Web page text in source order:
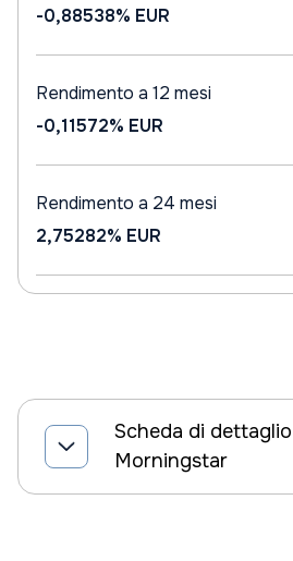
-0,88538% EUR
Rendimento a 12 mesi
-0,11572% EUR
Rendimento a 24 mesi
2,75282% EUR
Scheda di dettaglio
Morningstar